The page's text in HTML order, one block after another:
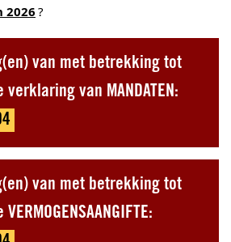
2026 ?
van met betrekking tot
verklaring van MANDATEN:
van met betrekking tot